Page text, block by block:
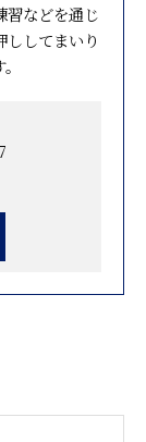
習などを通じ
してまいり